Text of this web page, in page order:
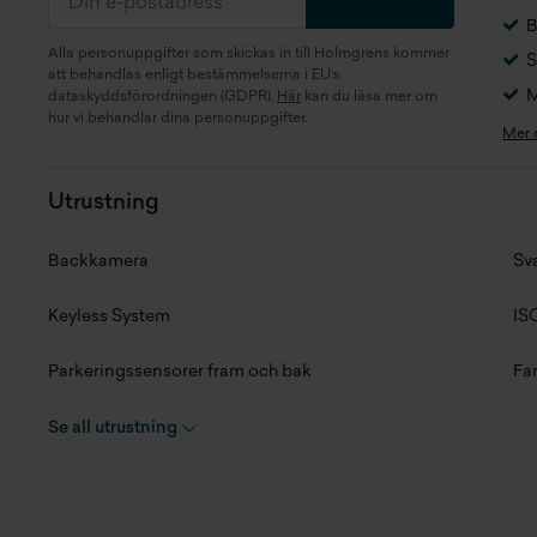
Kaross
Motor
2.5 Dual VVT-i 2AR-
FXE + 2JM (145 kW)
Växellåda
Drivaxel
Drivmedel
Tankvolym
Förbrukning bl.körning
Alla personuppgifter som skickas in till Holmgrens kommer
att behandlas enligt bestämmelserna i EU:s
dataskyddsförordningen (GDPR). Här kan du läsa mer om
hur vi behandlar dina personuppgifter.
Mer
Utrustning
Backkamera
Keyless System
Parkeringssensorer fram och bak
Rails
Se all utrustning